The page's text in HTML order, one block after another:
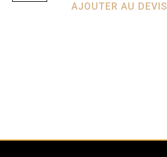
AJOUTER AU DEVIS